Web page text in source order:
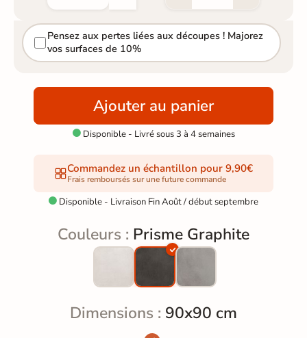
Pensez aux pertes liées aux découpes ! Majorez
vos surfaces de 10%
Ajouter au panier
Disponible - Livré sous 3 à 4 semaines
Commandez un échantillon pour 9,90€
Frais remboursés sur une future commande
 Disponible - Livraison Fin Août / début septembre
Couleurs : Prisme Graphite
Dimensions : 90x90 cm